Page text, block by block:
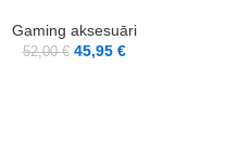
Gaming aksesuāri
52,00€ 45,95 €